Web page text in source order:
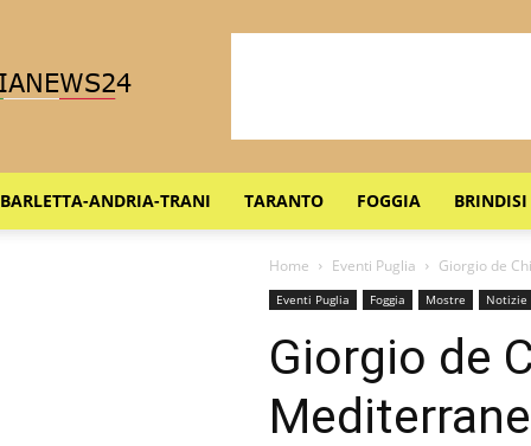
BARLETTA-ANDRIA-TRANI TARANTO FOGGIA BRINDISI
Home Eventi Puglia Giorgio de
Eventi Puglia Foggia Mostre Notizie
Giorgio de